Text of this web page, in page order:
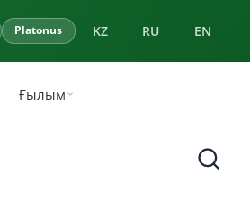
Platonus KZ RU EN
Ғылым